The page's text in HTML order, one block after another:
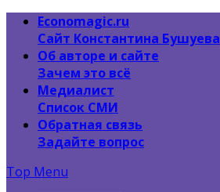
Economagic.ru
Сайт Константина Бушуева
Об авторе и сайте
Зачем это всё
Медиалист
Список СМИ
Обратная связь
Задайте вопрос
Top Menu